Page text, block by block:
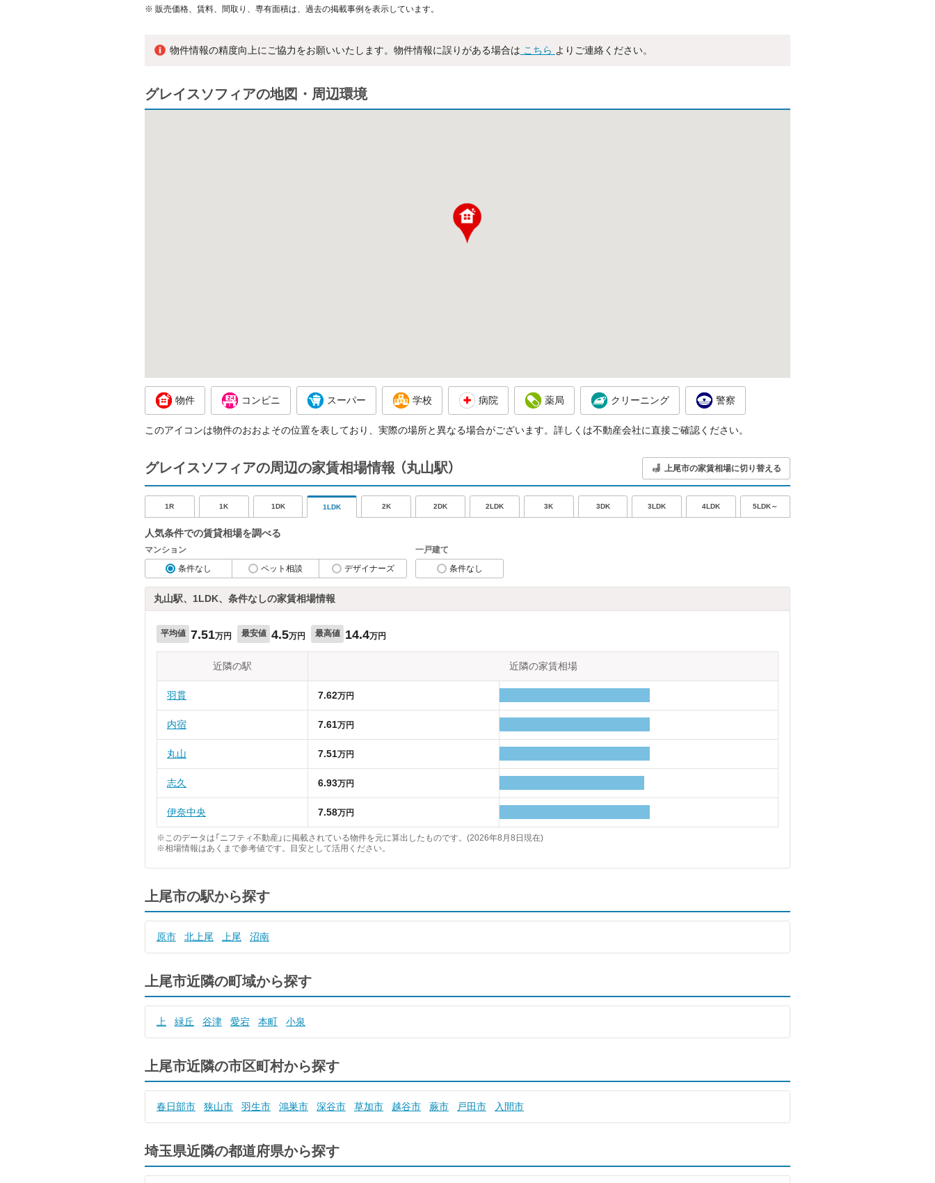
※ 販売価格、賃料、間取り、専有面積は、過去の掲載事例を表示しています。
物件情報の精度向上にご協力をお願いいたします。物件情報に誤りがある場合は こちら よりご連絡ください。
グレイスソフィアの地図・周辺環境
物件 コンビニ スーパー 学校 病院 薬局 クリーニング 警察
このアイコンは物件のおおよその位置を表しており、実際の場所と異なる場合がございます。詳しくは不動産会社に直接ご確認ください。
グレイスソフィアの周辺の家賃相場情報 （丸山駅） 上尾市の家賃相場に切り替える
1R 1K 1DK 1LDK 2K 2DK 2LDK 3K 3DK 3LDK 4LDK 5LDK～
人気条件での賃貸相場を調べる
マンション
条件なし
ペット相談 デザイナーズ
一戸建て
条件なし
丸山駅、1LDK、条件なしの家賃相場情報
平均値 7.51万円 最安値 4.5万円 最高値 14.4万円
近隣の駅 近隣の家賃相場
羽貫 7.62万円
内宿 7.61万円
丸山 7.51万円
志久 6.93万円
伊奈中央 7.58万円
※このデータは「ニフティ不動産」に掲載されている物件を元に算出したものです。(2026年8月8日現在)
※相場情報はあくまで参考値です。目安として活用ください。
上尾市の駅から探す
原市 北上尾 上尾 沼南
上尾市近隣の町域から探す
上 緑丘 谷津 愛宕 本町 小泉
上尾市近隣の市区町村から探す
春日部市 狭山市 羽生市 鴻巣市 深谷市 草加市 越谷市 蕨市 戸田市 入間市
埼玉県近隣の都道府県から探す